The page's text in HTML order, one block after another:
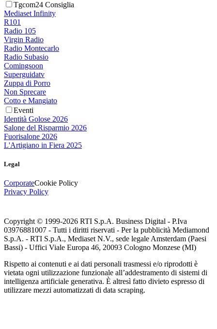
Tgcom24 Consiglia
Mediaset Infinity
R101
Radio 105
Virgin Radio
Radio Montecarlo
Radio Subasio
Comingsoon
Superguidatv
Zuppa di Porro
Non Sprecare
Cotto e Mangiato
Eventi
Identità Golose 2026
Salone del Risparmio 2026
Fuorisalone 2026
L'Artigiano in Fiera 2025
Legal
CorporateCookie Policy
Privacy Policy
Copyright © 1999-2026 RTI S.p.A. Business Digital - P.Iva
03976881007 - Tutti i diritti riservati - Per la pubblicità Mediamond
S.p.A. - RTI S.p.A., Mediaset N.V., sede legale Amsterdam (Paesi
Bassi) - Uffici Viale Europa 46, 20093 Cologno Monzese (MI)
Rispetto ai contenuti e ai dati personali trasmessi e/o riprodotti è
vietata ogni utilizzazione funzionale all’addestramento di sistemi di
intelligenza artificiale generativa. È altresì fatto divieto espresso di
utilizzare mezzi automatizzati di data scraping.